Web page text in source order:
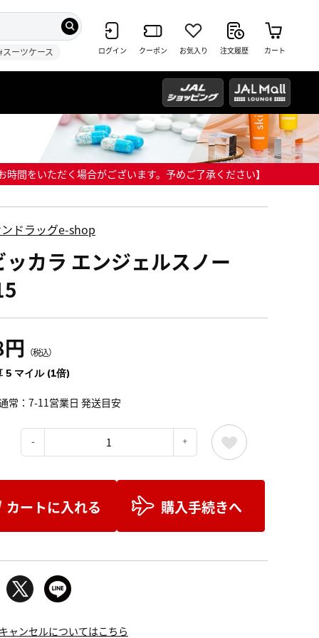
スーツケース ログイン クーポン お気入り 注文履歴 カート
間をいただく場合がございます。予めご了承ください】
ドラッグe-shop
ッカラ エンジェルスノー
（税込）
5 マイル (1倍)
常：7-11営業日 発送目安
カートに入れる 購入手続きへ
ャンセルについてはこちら